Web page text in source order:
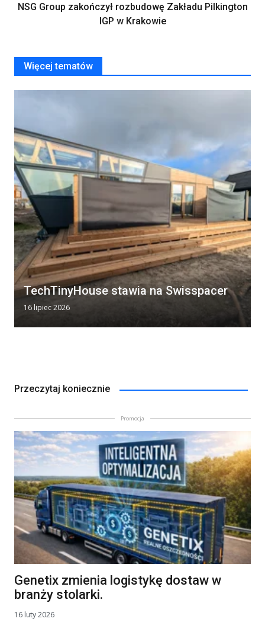
NSG Group zakończył rozbudowę Zakładu Pilkington
IGP w Krakowie
Więcej tematów
TechTinyHouse stawia na Swisspacer
16 lipiec 2026
Przeczytaj koniecznie
Promocja
Genetix zmienia logistykę dostaw w
branży stolarki.
16 luty 2026